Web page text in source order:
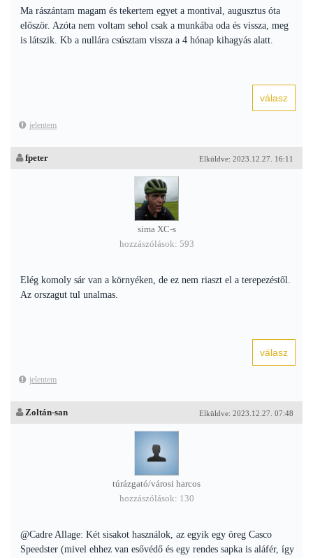
Ma rászántam magam és tekertem egyet a montival, augusztus óta
először. Azóta nem voltam sehol csak a munkába oda és vissza, meg
is látszik. Kb a nullára csúsztam vissza a 4 hónap kihagyás alatt.
jelentem
Elküldve: 2023.12.27. 16:11
fpeter
sima XC-s
hozzászólások: 593
Elég komoly sár van a környéken, de ez nem riaszt el a terepezéstől.
Az orszagut tul unalmas.
jelentem
Elküldve: 2023.12.27. 07:48
Zoltán-san
túrázgató/városi harcos
hozzászólások: 130
@Cadre Allage: Két sisakot használok, az egyik egy öreg Casco
Speedster (mivel ehhez van esővédő és egy rendes sapka is aláfér, így